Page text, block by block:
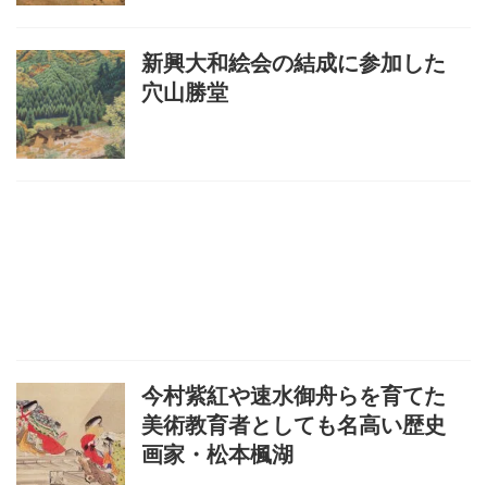
新興大和絵会の結成に参加した
穴山勝堂
今村紫紅や速水御舟らを育てた
美術教育者としても名高い歴史
画家・松本楓湖